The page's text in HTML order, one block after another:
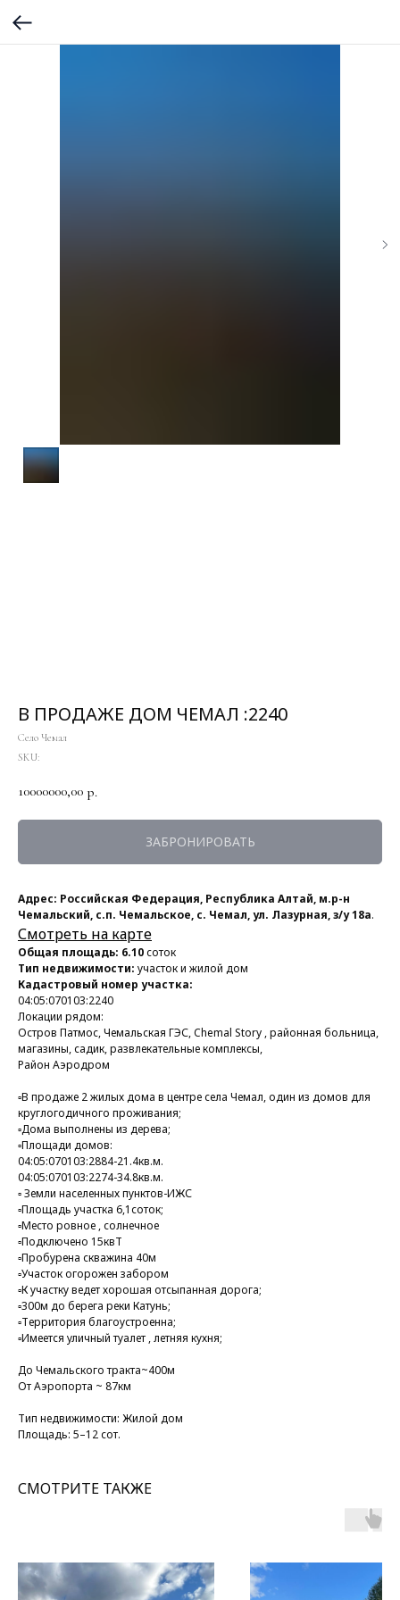
В ПРОДАЖЕ ДОМ ЧЕМАЛ :2240
Село Чемал
SKU:
10000000,00 р.
ЗАБРОНИРОВАТЬ
Адрес: Российская Федерация, Республика Алтай, м.р-н
Чемальский, с.п. Чемальское, с. Чемал, ул. Лазурная, з/у 18а.
Смотреть на карте
Общая площадь: 6.10соток
Тип недвижимости: участок и жилой дом
Кадастровый номер участка:
04:05:070103:2240
Локации рядом:
Остров Патмос, Чемальская ГЭС, Chemal Story , районная больница,
магазины, садик, развлекательные комплексы,
Район Аэродром
▫️В продаже 2 жилых дома в центре села Чемал, один из домов для
круглогодичного проживания;
▫️Дома выполнены из дерева;
▫️Площади домов:
04:05:070103:2884-21.4кв.м.
04:05:070103:2274-34.8кв.м.
▫️ Земли населенных пунктов-ИЖС
▫️Площадь участка 6,1соток;
▫️Место ровное , солнечное
▫️Подключено 15квТ
▫️Пробурена скважина 40м
▫️Участок огорожен забором
▫️К участку ведет хорошая отсыпанная дорога;
▫️300м до берега реки Катунь;
▫️Территория благоустроенна;
▫️Имеется уличный туалет , летняя кухня;
До Чемальского тракта~400м
От Аэропорта ~ 87км
Тип недвижимости: Жилой дом
Площадь: 5–12 сот.
СМОТРИТЕ ТАКЖЕ